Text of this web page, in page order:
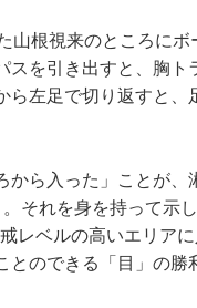
根視来のところにボ
を引き出すと、胸ト
左足で切り返すと、
から入った」ことが、
それを身を持って示
レベルの高いエリア
のできる「目」の勝